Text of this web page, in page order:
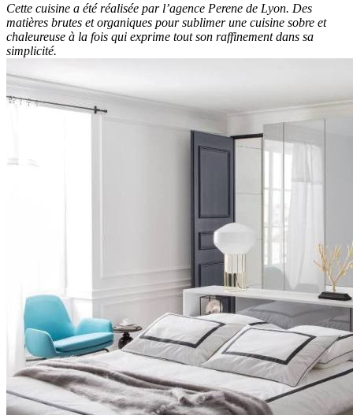
Cette cuisine a été réalisée par l’agence Perene de Lyon. Des
matières brutes et organiques pour sublimer une cuisine sobre et
chaleureuse à la fois qui exprime tout son raffinement dans sa
simplicité.